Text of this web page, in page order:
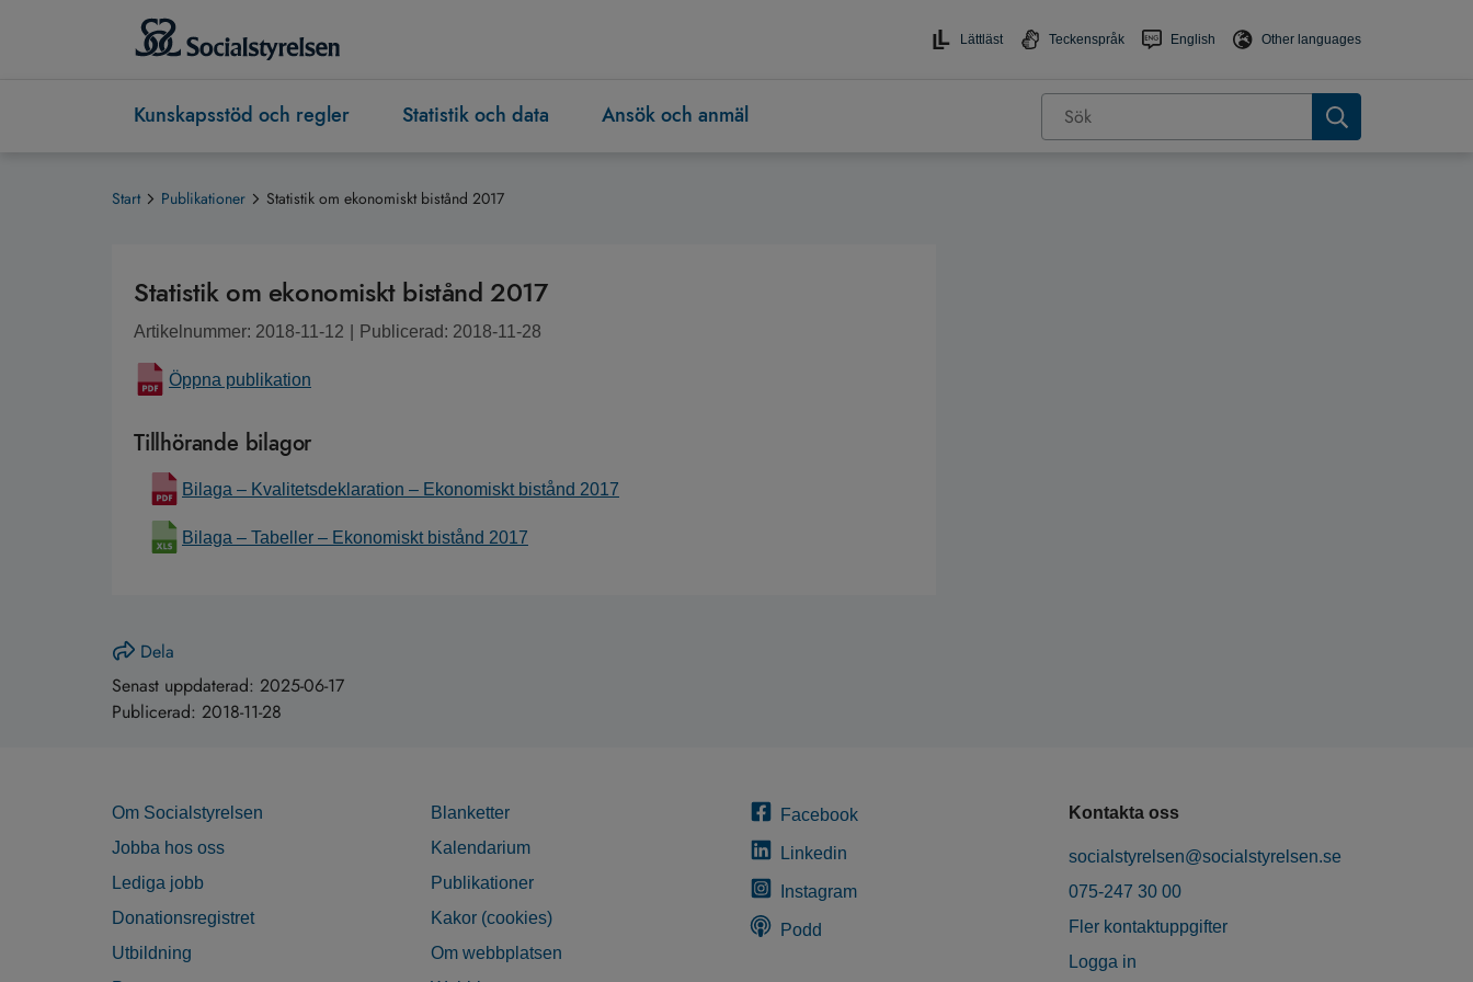
Lättläst Teckenspråk English Other languages
Kunskapsstöd och regler Statistik och data Ansök och anmäl
Start Publikationer Statistik om ekonomiskt bistånd 2017
Statistik om ekonomiskt bistånd 2017
Artikelnummer: 2018-11-12 Publicerad: 2018-11-28
Öppna publikation
Tillhörande bilagor
Bilaga – Kvalitetsdeklaration – Ekonomiskt bistånd 2017
Bilaga – Tabeller – Ekonomiskt bistånd 2017
Dela
Senast uppdaterad: 2025-06-17
Publicerad: 2018-11-28
Om Socialstyrelsen
Jobba hos oss
Lediga jobb
Donationsregistret
Utbildning
Blanketter
Kalendarium
Publikationer
Kakor (cookies)
Om webbplatsen
Facebook
Linkedin
Instagram
Podd
Kontakta oss
socialstyrelsen@socialstyrelsen.se
075-247 30 00
Fler kontaktuppgifter
Logga in